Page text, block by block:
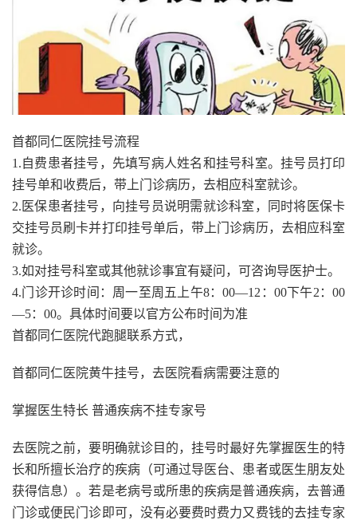
首都同仁医院挂号流程
1.自费患者挂号，先填写病人姓名和挂号科室。挂号员打印
挂号单和收费后，带上门诊病历，去相应科室就诊。
2.医保患者挂号，向挂号员说明需就诊科室，同时将医保卡
交挂号员刷卡并打印挂号单后，带上门诊病历，去相应科室
就诊。
3.如对挂号科室或其他就诊事宜有疑问，可咨询导医护士。
4.门诊开诊时间：周一至周五上午8：00—12：00下午2：00
—5：00。具体时间要以官方公布时间为准
首都同仁医院代跑腿联系方式，
首都同仁医院黄牛挂号，去医院看病需要注意的
掌握医生特长 普通疾病不挂专家号
去医院之前，要明确就诊目的，挂号时最好先掌握医生的特
长和所擅长治疗的疾病（可通过导医台、患者或医生朋友处
获得信息）。若是老病号或所患的疾病是普通疾病，去普通
门诊或便民门诊即可，没有必要费时费力又费钱的去挂专家